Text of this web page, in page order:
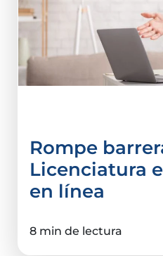
Rompe
Licenciatura
en línea
8 min de lectura